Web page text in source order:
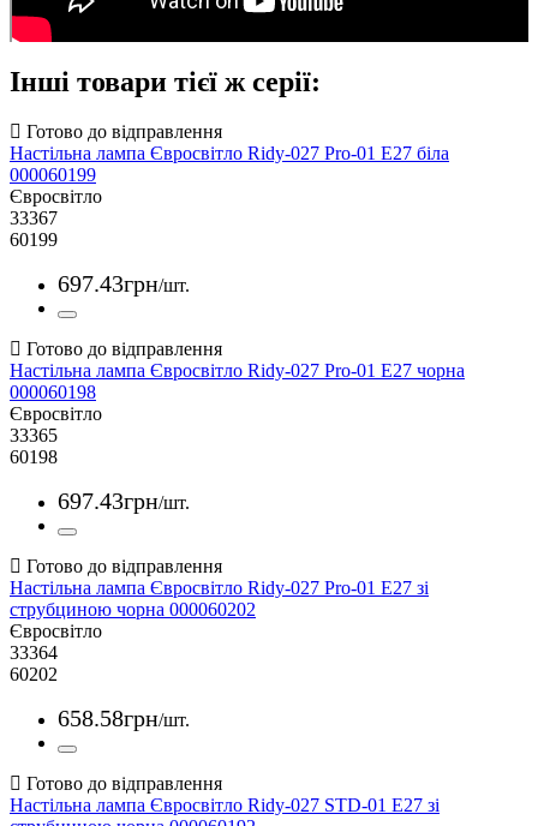
Інші товари тієї ж серії:
Настільна лампа Євросвітло Ridy-027 Pro-01 E27 біла
000060199
Євросвітло
33367
60199
697.43грн/шт.
Настільна лампа Євросвітло Ridy-027 Pro-01 E27 чорна
000060198
Євросвітло
33365
60198
697.43грн/шт.
Настільна лампа Євросвітло Ridy-027 Pro-01 E27 зі
струбциною чорна 000060202
Євросвітло
33364
60202
658.58грн/шт.
Настільна лампа Євросвітло Ridy-027 STD-01 E27 зі